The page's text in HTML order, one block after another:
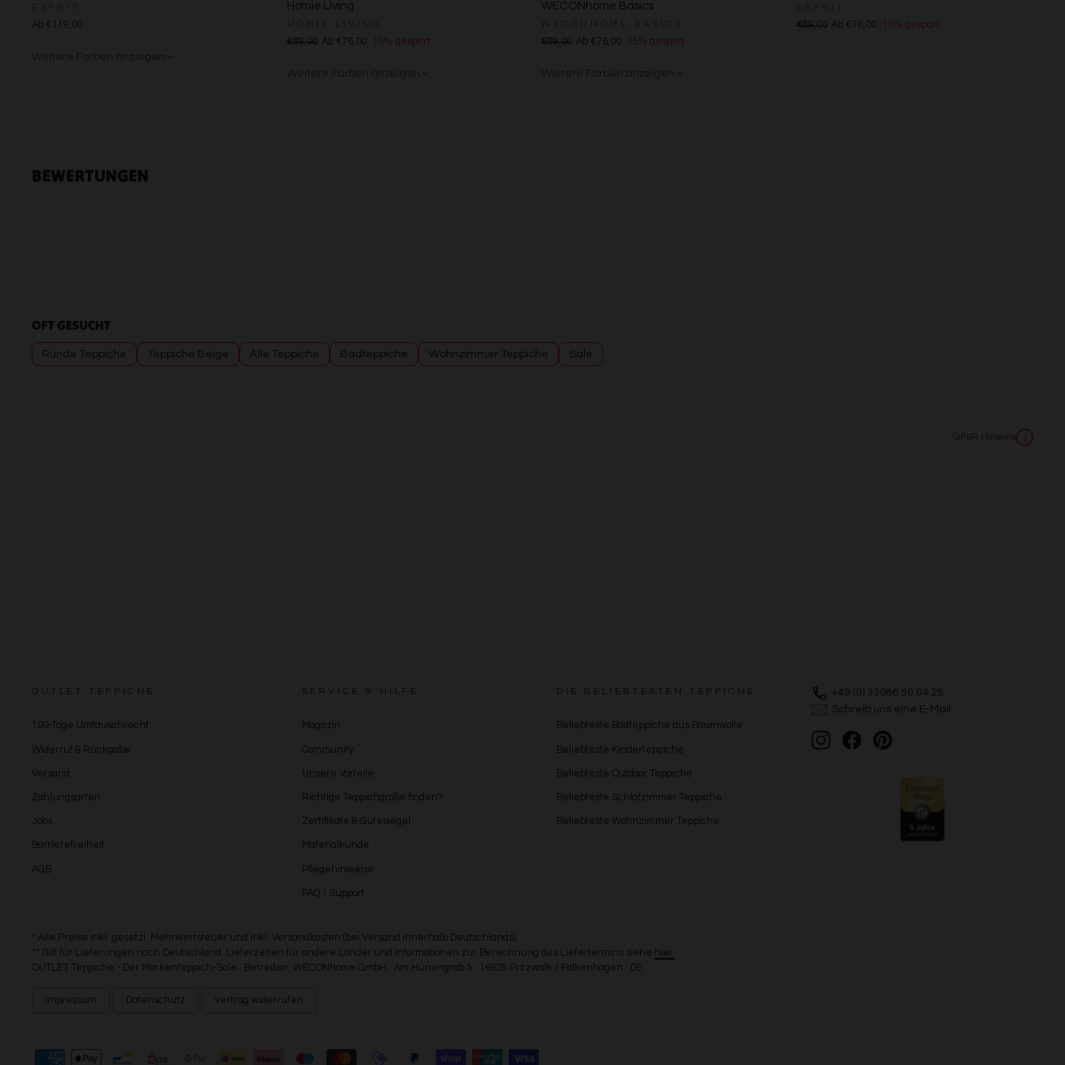
Ab €119,00
Homie Living
€89,00 Ab €76,00 15% gespart
WECONhome Basics
€89,00 Ab €76,00 15% gespart
€89,00 Ab €76,00 15% gespart
BEWERTUNGEN
OFT GESUCHT
Runde Teppiche Teppiche Beige Alle Teppiche Badteppiche Wohnzimmer Teppiche Sale
GPSR Hinweis i
OUTLET TEPPICHE
100-Tage Umtauschrecht
Widerruf & Rückgabe
Versand
Zahlungsarten
Jobs
Barrierefreiheit
AGB
SERVICE & HILFE
Magazin
Community
Unsere Vorteile
Richtige Teppichgröße finden?
Zertifikate & Gütesiegel
Materialkunde
Pflegehinweise
FAQ / Support
DIE BELIEBTESTEN TEPPICHE
Beliebteste Badteppiche aus Baumwolle
Beliebteste Kinderteppiche
Beliebteste Outdoor Teppiche
Beliebteste Schlafzimmer Teppiche
Beliebteste Wohnzimmer Teppiche
+49 (0) 33986 50 04 25
Schreib uns eine E-Mail
Instagram
FacebookPinterest
* Alle Preise inkl. gesetzl. Mehrwertsteuer und inkl. Versandkosten (bei Versand innerhalb Deutschlands).
** Gilt für Lieferungen nach Deutschland. Lieferzeiten für andere Länder und Informationen zur Berechnung des Liefertermins siehe hier.
OUTLET Teppiche - Der Markenteppich-Sale · Betreiber: WECONhome GmbH · Am Hünengrab 5 · 16928 Pritzwalk / Falkenhagen · DE
Impressum Datenschutz Vertrag widerrufen
Messung der Performance von Inhalten